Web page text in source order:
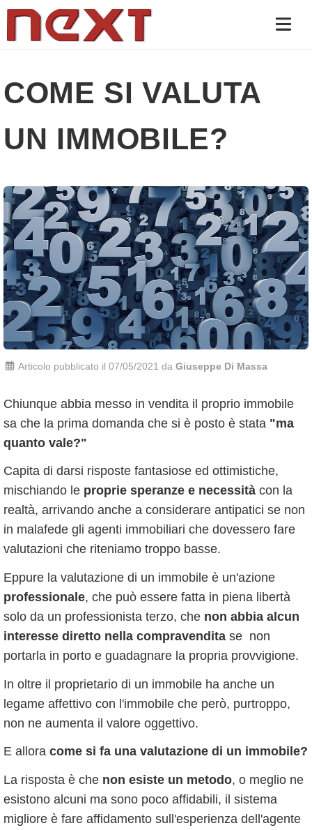
COME SI VALUTA
UN IMMOBILE?
Articolo pubblicato il 07/05/2021 da Giuseppe Di Massa
Chiunque abbia messo in vendita il proprio immobile
sa che la prima domanda che si è posto è stata "ma
quanto vale?"
Capita di darsi risposte fantasiose ed ottimistiche,
mischiando le proprie speranze e necessità con la
realtà, arrivando anche a considerare antipatici se non
in malafede gli agenti immobiliari che dovessero fare
valutazioni che riteniamo troppo basse.
Eppure la valutazione di un immobile è un'azione
professionale, che può essere fatta in piena libertà
solo da un professionista terzo, che non abbia alcun
interesse diretto nella compravendita se non
portarla in porto e guadagnare la propria provvigione.
In oltre il proprietario di un immobile ha anche un
legame affettivo con l'immobile che però, purtroppo,
non ne aumenta il valore oggettivo.
E allora come si fa una valutazione di un immobile?
La risposta è che non esiste un metodo, o meglio ne
esistono alcuni ma sono poco affidabili, il sistema
migliore è fare affidamento sull'esperienza dell'agente